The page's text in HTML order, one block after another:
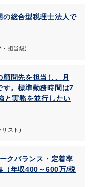
の総合型税理士法人で
・担当級)
顧問先を担当し、月
す。標準勤務時間は7
と実務を並行したい
リスト)
クバランス・定着率
（年収400～600万/税